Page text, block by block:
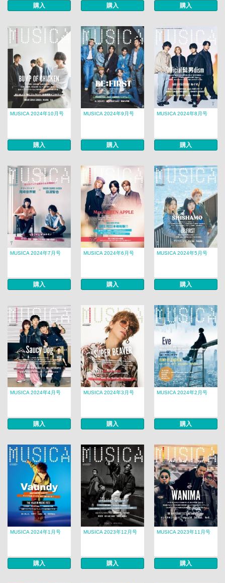
購入 購入 購入
MUSICA 2024年10月号
購入
MUSICA 2024年9月号
購入
MUSICA 2024年8月号
購入
MUSICA 2024年7月号
購入
MUSICA 2024年6月号
購入
MUSICA 2024年5月号
購入
MUSICA 2024年4月号
購入
MUSICA 2024年3月号
購入
MUSICA 2024年2月号
購入
MUSICA 2024年1月号
購入
MUSICA 2023年12月号
購入
MUSICA 2023年11月号
購入